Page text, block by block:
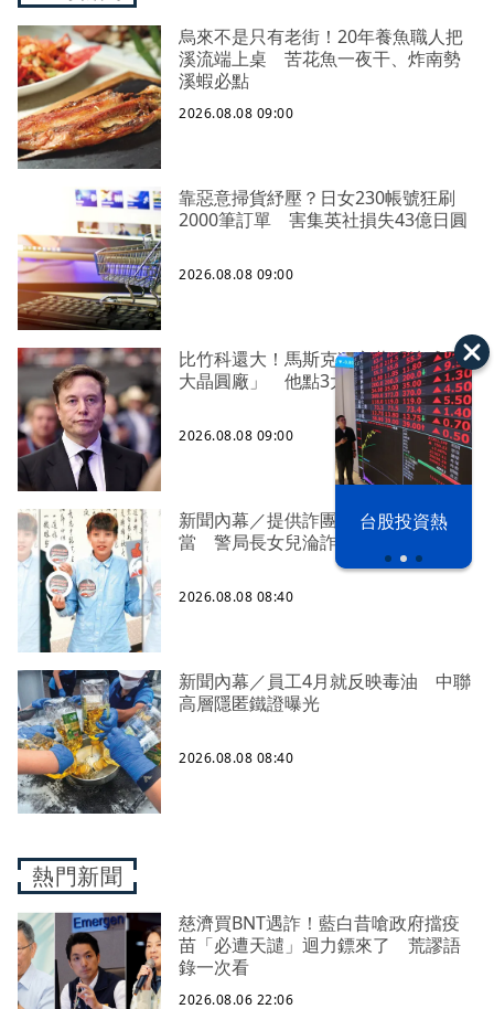
漢光42演習 台股投資熱
烏來不是只有老街！20年養魚職人把
溪流端上桌 苦花魚一夜干、炸南勢
溪蝦必點
2026.08.08 09:00
靠惡意掃貨紓壓？日女230帳號狂刷
2000筆訂單 害集英社損失43億日圓
2026.08.08 09:00
比竹科還大！馬斯克狂言蓋「地球最
大晶圓廠」 他點3大隱憂
2026.08.08 09:00
新聞內幕／提供詐團提款卡害人上
當 警局長女兒淪詐騙犯遭判刑
2026.08.08 08:40
新聞內幕／員工4月就反映毒油 中聯
高層隱匿鐵證曝光
2026.08.08 08:40
熱門新聞
慈濟買BNT遇詐！藍白昔嗆政府擋疫
苗「必遭天譴」迴力鏢來了 荒謬語
錄一次看
2026.08.06 22:06